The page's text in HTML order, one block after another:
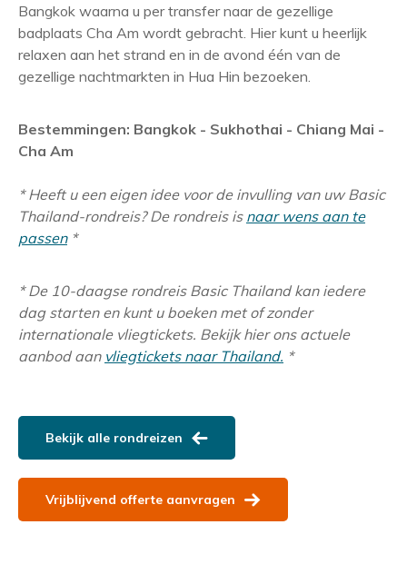
Bangkok waarna u per transfer naar de gezellige
badplaats Cha Am wordt gebracht. Hier kunt u heerlijk
relaxen aan het strand en in de avond één van de
gezellige nachtmarkten in Hua Hin bezoeken.
Bestemmingen: Bangkok - Sukhothai - Chiang Mai -
Cha Am
* Heeft u een eigen idee voor de invulling van uw Basic
Thailand-rondreis? De rondreis is naar wens aan te
passen*
* De 10-daagse rondreis Basic Thailand kan iedere
dag starten en kunt u boeken met of zonder
internationale vliegtickets. Bekijk hier ons actuele
aanbod aan vliegtickets naar Thailand. *
Bekijk alle rondreizen
Vrijblijvend offerte aanvragen